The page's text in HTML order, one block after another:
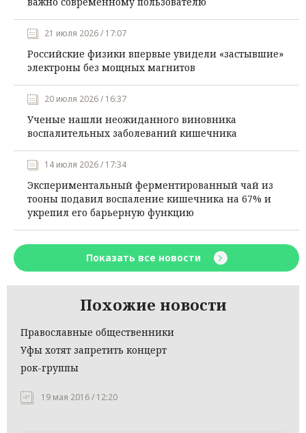
21 июля 2026 / 17:07
Российские физики впервые увидели «застывшие»
электроны без мощных магнитов
20 июля 2026 / 16:37
Ученые нашли неожиданного виновника
воспалительных заболеваний кишечника
14 июля 2026 / 17:34
Экспериментальный ферментированный чай из
тооны подавил воспаление кишечника на 67% и
укрепил его барьерную функцию
Показать все новости
Похожие новости
Православные общественники
Уфы хотят запретить концерт
рок-группы
19 мая 2016 / 12:20